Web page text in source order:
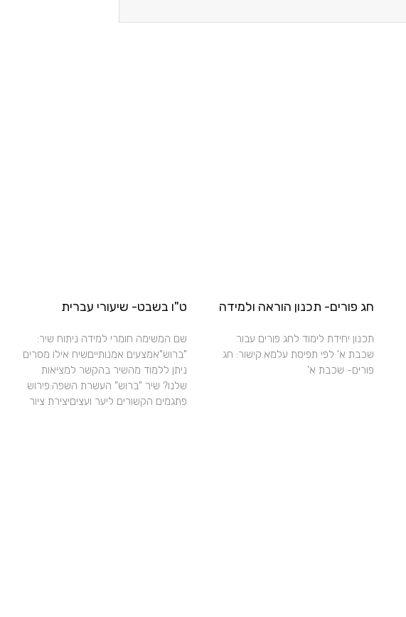
חג פורים- תכנון הוראה ולמידה
תכנון יחידת לימוד לחג פורים עבור
שכבת א' לפי תפיסת עלמא.קישור: חג
פורים- שכבת א'
ט"ו בשבט- שיעורי עברית
שם המשימה חומרי למידה ניתוח שיר:
"ברוש"אמצעים אמנותייםשיח אילו מסרים
ניתן ללמוד מהשיר בהקשר למציאות
שלנו? שיר "ברוש" העשרת השפה:פירוש
פתגמים הקשורים ליער ועציםיצירת ציור